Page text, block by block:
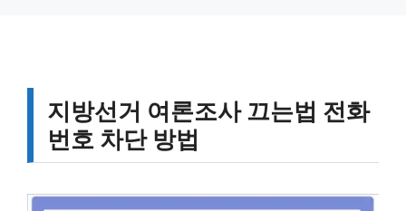
지방선거 여론조사 끄는법 전화
번호 차단 방법